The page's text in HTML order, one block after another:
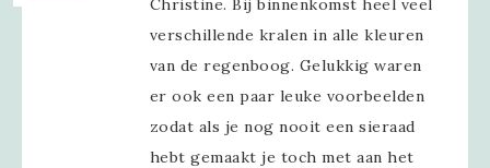
Christine. Bij binnenkomst heel veel
verschillende kralen in alle kleuren
van de regenboog. Gelukkig waren
er ook een paar leuke voorbeelden
zodat als je nog nooit een sieraad
hebt gemaakt je toch met aan het